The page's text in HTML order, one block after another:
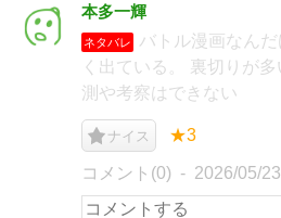
本多一輝
ネタバレ
バトル漫画なん
く出ている。 裏切りが
測や考察はできない
ナイス ★3
コメント(0) 2026/05/23